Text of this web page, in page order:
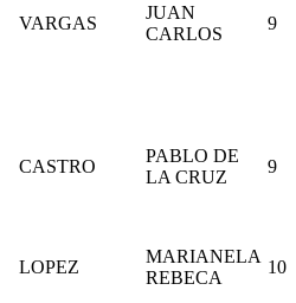
VARGAS
JUAN
CARLOS
9
CASTRO
PABLO DE
LA CRUZ
9
LOPEZ
MARIANELA
REBECA
10